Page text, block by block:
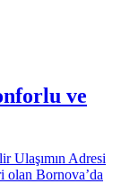
ve
Ulaşımın Adresi
olan Bornova’da